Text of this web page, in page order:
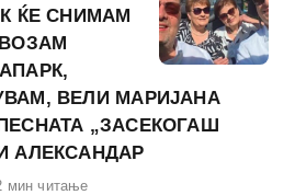
ЌЕ СНИМАМ
ВЕЛИ МАРИЈАНА
„ЗАСЕКОГАШ
АЛЕКСАНДАР
мин читање